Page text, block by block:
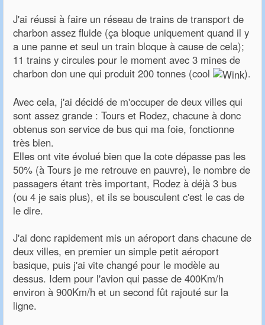
J'ai réussi à faire un réseau de trains de transport de
charbon assez fluide (ça bloque uniquement quand il y
a une panne et seul un train bloque à cause de cela);
11 trains y circules pour le moment avec 3 mines de
charbon don une qui produit 200 tonnes (cool
).
Avec cela, j'ai décidé de m'occuper de deux villes qui
sont assez grande : Tours et Rodez, chacune à donc
obtenus son service de bus qui ma foie, fonctionne
très bien.
Elles ont vite évolué bien que la cote dépasse pas les
50% (à Tours je me retrouve en pauvre), le nombre de
passagers étant très important, Rodez à déjà 3 bus
(ou 4 je sais plus), et ils se bousculent c'est le cas de
le dire.
J'ai donc rapidement mis un aéroport dans chacune de
deux villes, en premier un simple petit aéroport
basique, puis j'ai vite changé pour le modèle au
dessus. Idem pour l'avion qui passe de 400Km/h
environ à 900Km/h et un second fût rajouté sur la
ligne.